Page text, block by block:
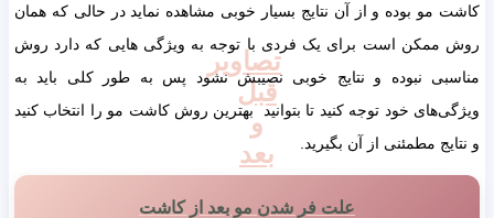
تصاویر
قبل
و
بعد
کاشت مو بوده و از آن نتایج بسیار خوبی مشاهده نماید در حالی که همان
روش ممکن است برای یک فردی با توجه به ویژگی هایی که دارد روش
مناسبی نبوده و نتایج خوبی نصیبش نشود پس به طور کلی باید به
ویژگی‌های خود توجه کنید تا بتوانید بهترین روش کاشت مو را انتخاب کنید
و نتایج مطمئنی از آن بگیرید.
علت فر شدن مو بعد از کاشت